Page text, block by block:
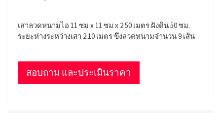
เสาลวดหนามไอ 11 ซม x 11 ซม x 2.50 เมตร ฝังดิน 50 ซม.
ระยะห่างระหว่างเสา 2.10 เมตร ขึงลวดหนามจำนวน 9 เส้น
สอบถาม และประเมินราคา